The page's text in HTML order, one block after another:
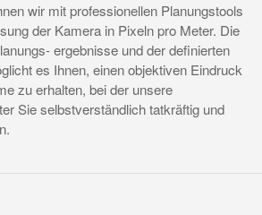
wir mit professionellen Planungstools
der Kamera in Pixeln pro Meter. Die
ergebnisse und der definierten
es Ihnen, einen objektiven Eindruck
zu erhalten, bei der unsere
Sie selbstverständlich tatkräftig und